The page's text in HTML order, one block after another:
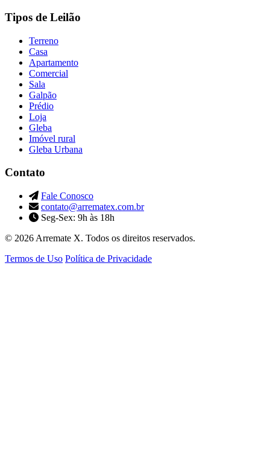
Tipos de Leilão
Terreno
Casa
Apartamento
Comercial
Sala
Galpão
Prédio
Loja
Gleba
Imóvel rural
Gleba Urbana
Contato
Fale Conosco
contato@arrematex.com.br
Seg-Sex: 9h às 18h
© 2026 Arremate X. Todos os direitos reservados.
Termos de Uso Política de Privacidade